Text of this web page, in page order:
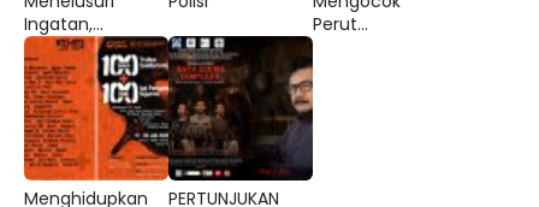
Ingatan,...
Perut...
Menghidupkan
PERTUNJUKAN